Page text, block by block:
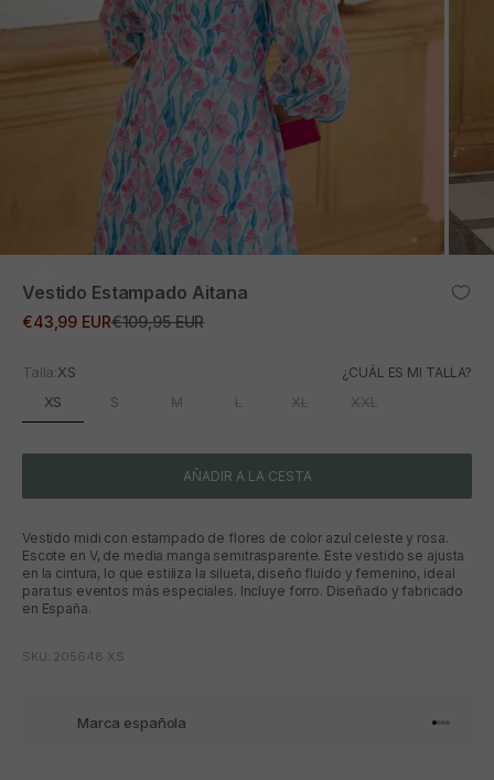
Vestido Estampado Aitana
Precio de oferta
€43,99 EURPrecio normal
€109,95 EUR
Talla:XS ¿CUÁL ES MI TALLA?
XS S M L XL XXL
AÑADIR A LA CESTA
Vestido midi con estampado de flores de color azul celeste y rosa.
Escote en V, de media manga semitrasparente. Este vestido se ajusta
en la cintura, lo que estiliza la silueta, diseño fluido y femenino, ideal
para tus eventos más especiales. Incluye forro. Diseñado y fabricado
en España.
SKU: 205648.XS
Marca española Ir al
Ir al
Ir al
Ir al